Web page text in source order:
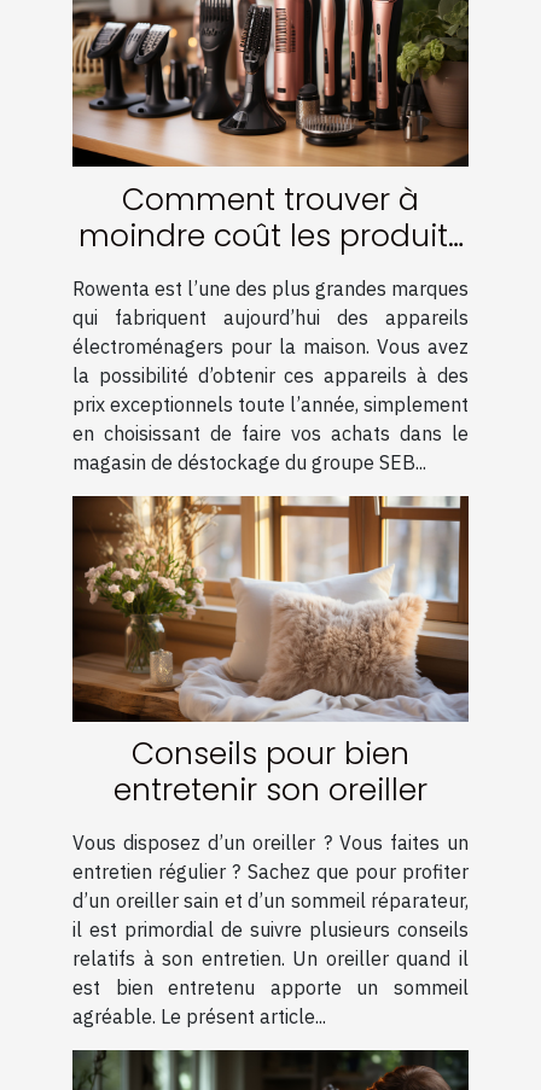
Comment trouver à
moindre coût les produits
de la marque Rowenta ?
Rowenta est l’une des plus grandes marques
qui fabriquent aujourd’hui des appareils
électroménagers pour la maison. Vous avez
la possibilité d’obtenir ces appareils à des
prix exceptionnels toute l’année, simplement
en choisissant de faire vos achats dans le
magasin de déstockage du groupe SEB...
Conseils pour bien
entretenir son oreiller
Vous disposez d’un oreiller ? Vous faites un
entretien régulier ? Sachez que pour profiter
d’un oreiller sain et d’un sommeil réparateur,
il est primordial de suivre plusieurs conseils
relatifs à son entretien. Un oreiller quand il
est bien entretenu apporte un sommeil
agréable. Le présent article...